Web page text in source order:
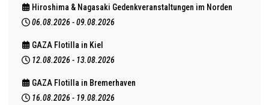
Hiroshima & Nagasaki Gedenkveranstaltungen im Norden
06.08.2026 - 09.08.2026
GAZA Flotilla in Kiel
12.08.2026 - 13.08.2026
GAZA Flotilla in Bremerhaven
16.08.2026 - 19.08.2026